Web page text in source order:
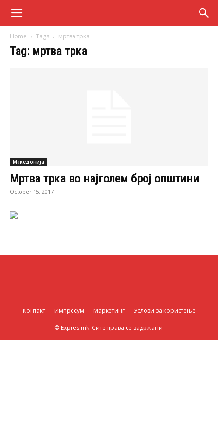
Home Tags мртва трка
Tag: мртва трка
Македонија
Мртва трка во најголем број општини
October 15, 2017
Контакт Импресум Маркетинг Услови за користење
© Expres.mk. Сите права се задржани.